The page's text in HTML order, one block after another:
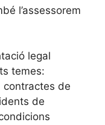
l’assessorem
legal
temes:
contractes de
de